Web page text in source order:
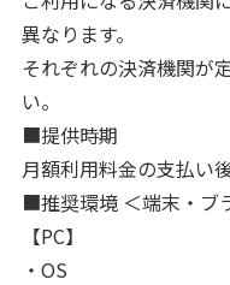
異なります。
それぞれの決済機関が
い。
■提供時期
月額利用料金の支払い
■推奨環境 ＜端末・ブ
【PC】
・OS